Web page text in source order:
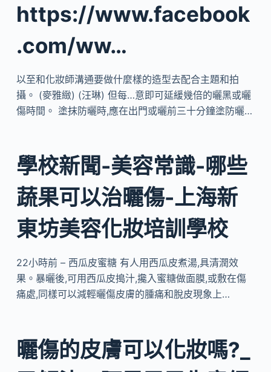
https://www.facebook
.com/ww…
以至和化妝師溝通要做什麼樣的造型去配合主題和拍
攝。 (麥雅緻) (汪琳) 但每…意即可延緩幾倍的曬黑或曬
傷時間。 塗抹防曬時,應在出門或曬前三十分鐘塗防曬…
學校新聞-美容常識-哪些
蔬果可以治曬傷-上海新
東坊美容化妝培訓學校
22小時前 – 西瓜皮蜜糖 有人用西瓜皮煮湯,具清潤效
果。暴曬後,可用西瓜皮搗汁,攙入蜜糖做面膜,或敷在傷
痛處,同樣可以減輕曬傷皮膚的腫痛和脫皮現象上…
曬傷的皮膚可以化妝嗎?_